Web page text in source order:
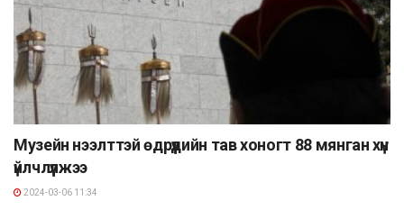
Музейн нээлттэй өдрүүдийн тав хоногт 88 мянган хүн
үйлчлүүлжээ
2024-03-06 11:34